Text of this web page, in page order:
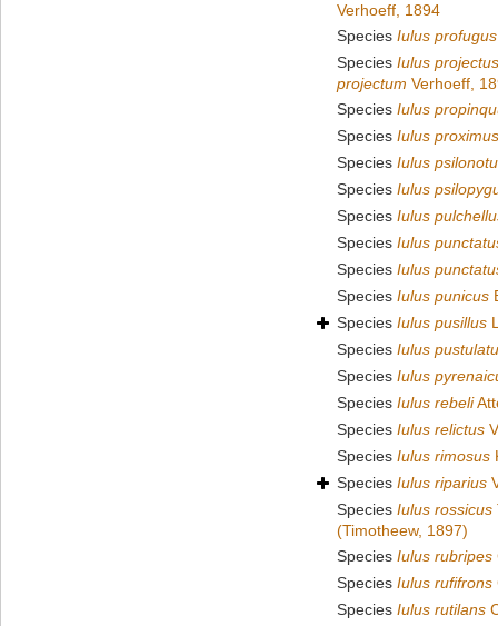
Verhoeff, 1894
Species Iulus profugus
Species Iulus projectus
projectum Verhoeff,
Species Iulus
Species Iulus proximus
Species Iulus
Species Iulus
Species Iulus
Species Iulus
Species Iulus
Species Iulus punicus
Species Iulus pusillus
Species Iulus
Species Iulus
Species Iulus rebeli
Species Iulus relictus
Species Iulus rimosus
Species Iulus riparius
Species Iulus rossicus
(Timotheew, 1897)
Species Iulus rubripes
Species Iulus rufifrons
Species Iulus rutilans